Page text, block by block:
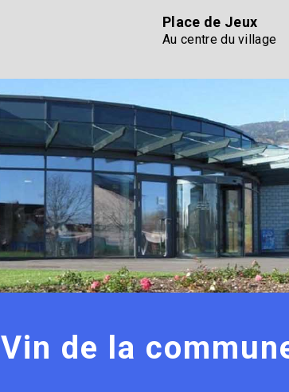
Place de Jeux
Au centre du village
Vin de la